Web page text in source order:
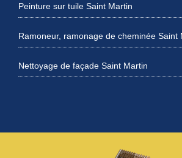
Peinture sur tuile Saint Martin
Ramoneur, ramonage de cheminée Saint
Nettoyage de façade Saint Martin